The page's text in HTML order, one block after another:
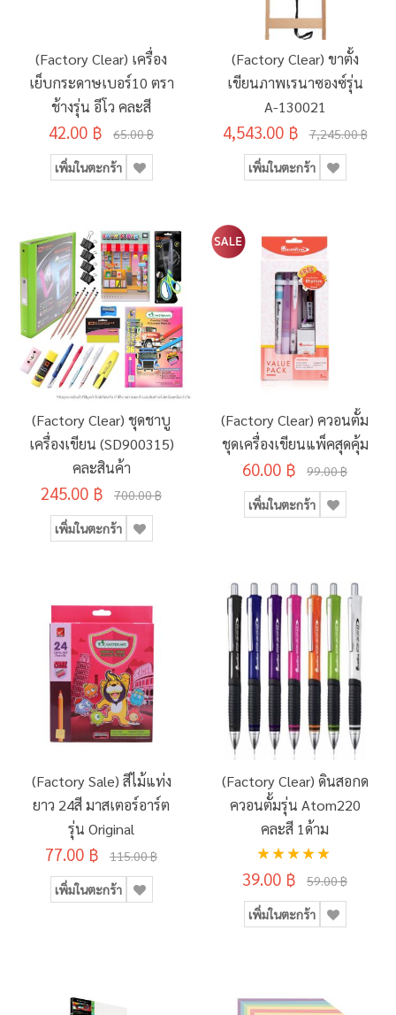
(Factory Clear) เครื่อง
เย็บกระดาษเบอร์10 ตรา
ช้างรุ่น อีโว คละสี
42.00 ฿ 65.00 ฿
เพิ่มในตะกร้า
(Factory Clear) ขาตั้ง
เขียนภาพเรนาซองซ์รุ่น
A-130021
4,543.00 ฿ 7,245.00 ฿
เพิ่มในตะกร้า
(Factory Clear) ชุดชาบู
เครื่องเขียน (SD900315)
คละสินค้า
245.00 ฿ 700.00 ฿
เพิ่มในตะกร้า
(Factory Clear) ควอนตั้ม
ชุดเครื่องเขียนแพ็คสุดคุ้ม
60.00 ฿ 99.00 ฿
เพิ่มในตะกร้า
(Factory Sale) สีไม้แท่ง
ยาว 24สี มาสเตอร์อาร์ต
รุ่น Original
77.00 ฿ 115.00 ฿
เพิ่มในตะกร้า
(Factory Clear) ดินสอกด
ควอนตั้มรุ่น Atom220
คละสี 1ด้าม
อันดับ:
100%
39.00 ฿ 59.00 ฿
เพิ่มในตะกร้า